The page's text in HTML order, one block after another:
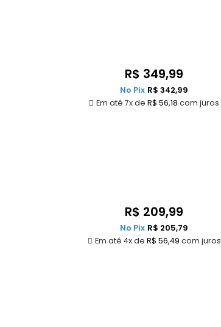
R$ 349,99
Em até 7x de R$ 56,18 com juros
No Pix R$ 342,99
R$ 209,99
Em até 4x de R$ 56,49 com juros
No Pix R$ 205,79